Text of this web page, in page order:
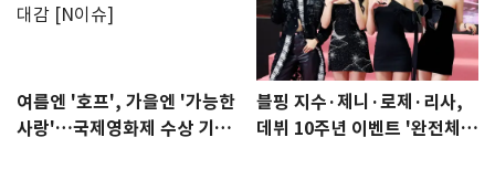
여름엔 '호프', 가을엔 '가능한
사랑'…국제영화제 수상 기대
블핑 지수·제니·로제·리사,
데뷔 10주년 이벤트 '완전체'